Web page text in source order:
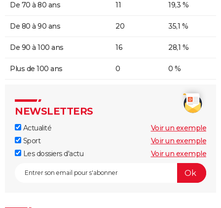
De 70 à 80 ans 11 19,3 %
De 80 à 90 ans 20 35,1 %
De 90 à 100 ans 16 28,1 %
Plus de 100 ans 0 0 %
NEWSLETTERS
Actualité
Voir un exemple
Sport
Voir un exemple
Les dossiers d'actu
Voir un exemple